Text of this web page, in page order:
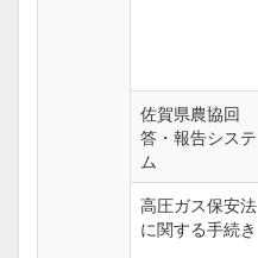
佐賀県農協回
答・報告システ
ム
高圧ガス保安法
に関する手続き